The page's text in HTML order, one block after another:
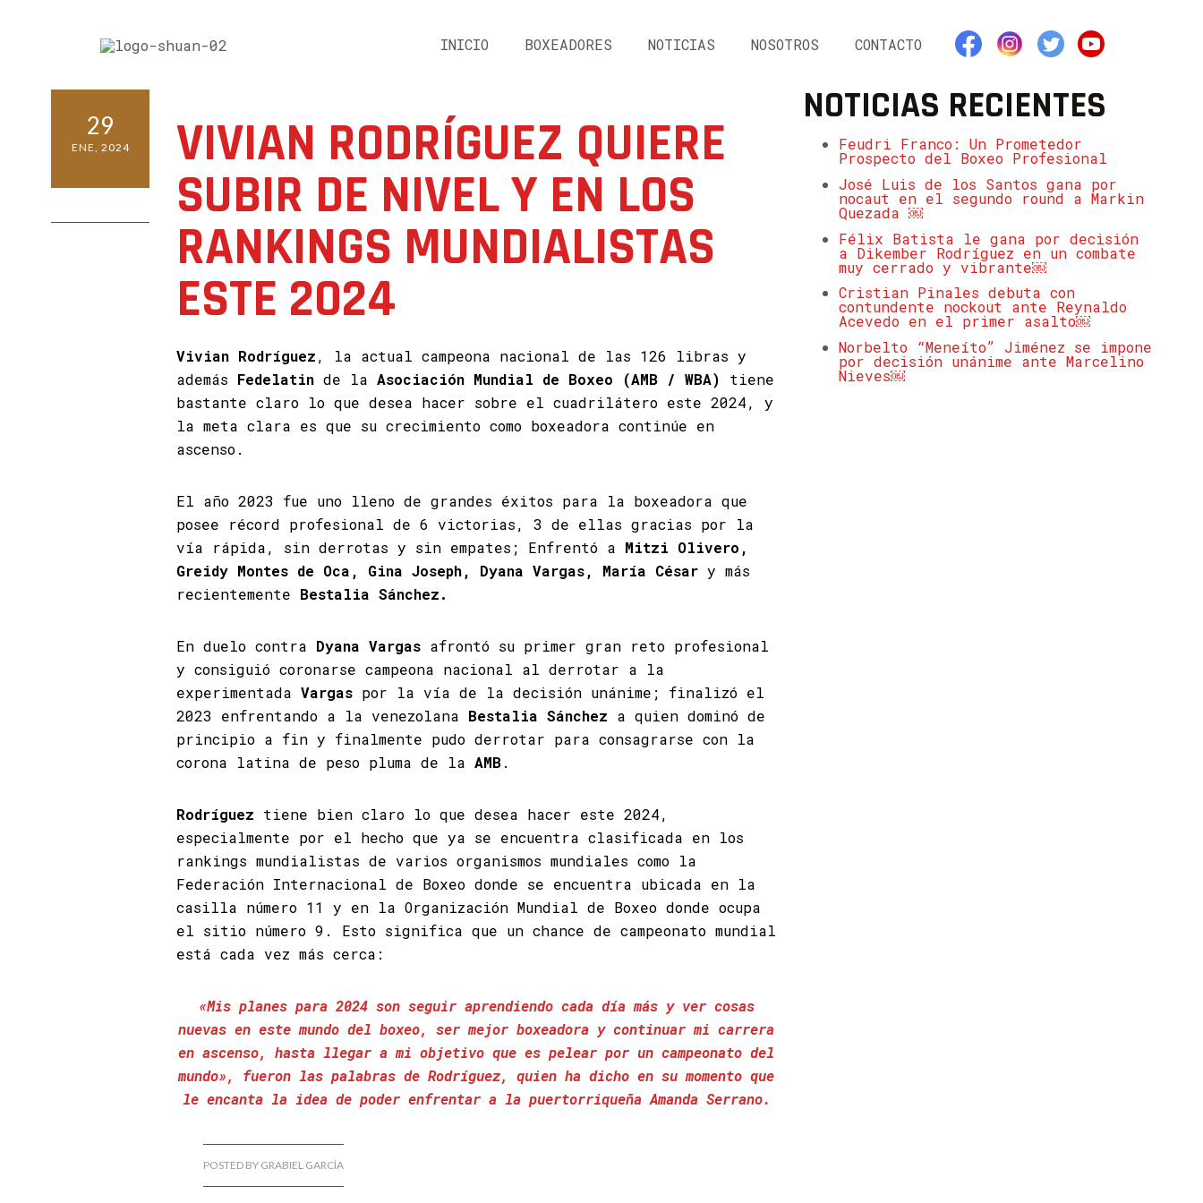
INICIO BOXEADORES NOTICIAS NOSOTROS CONTACTO
29
ENE, 2024 VIVIAN RODRÍGUEZ QUIERE
SUBIR DE NIVEL Y EN LOS
RANKINGS MUNDIALISTAS
ESTE 2024
Vivian Rodríguez, la actual campeona nacional de las 126 libras y
además Fedelatin de la Asociación Mundial de Boxeo (AMB / WBA) tiene
bastante claro lo que desea hacer sobre el cuadrilátero este 2024, y
la meta clara es que su crecimiento como boxeadora continúe en
ascenso.
El año 2023 fue uno lleno de grandes éxitos para la boxeadora que
posee récord profesional de 6 victorias, 3 de ellas gracias por la
vía rápida, sin derrotas y sin empates; Enfrentó a Mitzi Olivero,
Greidy Montes de Oca, Gina Joseph, Dyana Vargas, María César y más
recientemente Bestalia Sánchez.
En duelo contra Dyana Vargas afrontó su primer gran reto profesional
y consiguió coronarse campeona nacional al derrotar a la
experimentada Vargas por la vía de la decisión unánime; finalizó el
2023 enfrentando a la venezolana Bestalia Sánchez a quien dominó de
principio a fin y finalmente pudo derrotar para consagrarse con la
corona latina de peso pluma de la AMB.
Rodríguez tiene bien claro lo que desea hacer este 2024,
especialmente por el hecho que ya se encuentra clasificada en los
rankings mundialistas de varios organismos mundiales como la
Federación Internacional de Boxeo donde se encuentra ubicada en la
casilla número 11 y en la Organización Mundial de Boxeo donde ocupa
el sitio número 9. Esto significa que un chance de campeonato mundial
está cada vez más cerca:
«Mis planes para 2024 son seguir aprendiendo cada día más y ver cosas
nuevas en este mundo del boxeo, ser mejor boxeadora y continuar mi carrera
en ascenso, hasta llegar a mi objetivo que es pelear por un campeonato del
mundo», fueron las palabras de Rodríguez, quien ha dicho en su momento que
le encanta la idea de poder enfrentar a la puertorriqueña Amanda Serrano.
POSTED BY GRABIEL GARCÍA
NOTICIAS RECIENTES
Feudri Franco: Un Prometedor
Prospecto del Boxeo Profesional
José Luis de los Santos gana por
nocaut en el segundo round a Markin
Quezada ￼
Félix Batista le gana por decisión
a Dikember Rodríguez en un combate
muy cerrado y vibrante￼
Cristian Pinales debuta con
contundente nockout ante Reynaldo
Acevedo en el primer asalto￼
Norbelto “Meneíto” Jiménez se impone
por decisión unánime ante Marcelino
Nieves￼